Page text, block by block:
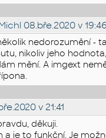
08.bře.2020 v 19:46
nedorozumění -
nikoliv jeho
mění. A imgext
v 21:41
děkuji.
a je to funkční. Je